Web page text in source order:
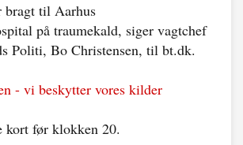
bragt til Aarhus
på traumekald, siger vagtchef
Politi, Bo Christensen, til bt.dk.
- vi beskytter vores kilder
kort før klokken 20.